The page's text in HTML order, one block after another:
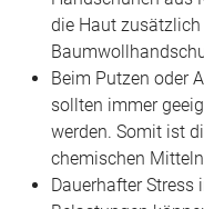
die Haut
Beim Putzen oder
sollten immer
werden. Somit ist
chemischen
Dauerhafter